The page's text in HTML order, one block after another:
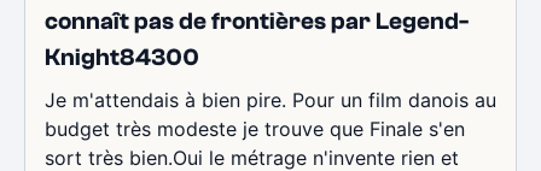
connaît pas de frontières par Legend-
Knight84300
Je m'attendais à bien pire. Pour un film danois au
budget très modeste je trouve que Finale s'en
sort très bien.Oui le métrage n'invente rien et